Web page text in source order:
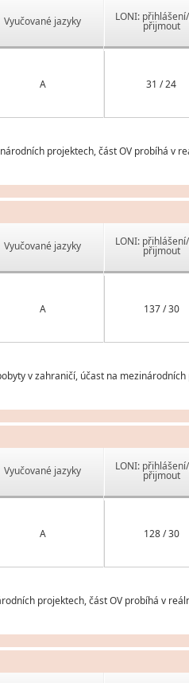
Vyučované jazyky
A
LONI:
přijmout
31 / 24
projektech, část OV probíhá v
Vyučované jazyky
A
LONI:
přijmout
137 / 30
v zahraničí, účast na
Vyučované jazyky
A
LONI:
přijmout
128 / 30
projektech, část OV probíhá v